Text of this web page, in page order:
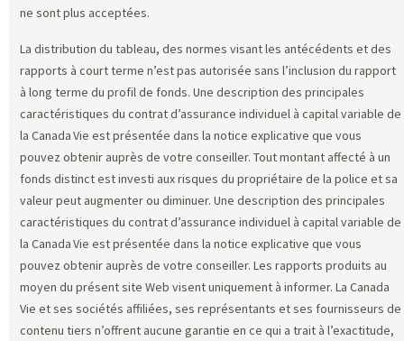
ne sont plus acceptées.
La distribution du tableau, des normes visant les antécédents et des
rapports à court terme n’est pas autorisée sans l’inclusion du rapport
à long terme du profil de fonds. Une description des principales
caractéristiques du contrat d’assurance individuel à capital variable de
la Canada Vie est présentée dans la notice explicative que vous
pouvez obtenir auprès de votre conseiller. Tout montant affecté à un
fonds distinct est investi aux risques du propriétaire de la police et sa
valeur peut augmenter ou diminuer. Une description des principales
caractéristiques du contrat d’assurance individuel à capital variable de
la Canada Vie est présentée dans la notice explicative que vous
pouvez obtenir auprès de votre conseiller. Les rapports produits au
moyen du présent site Web visent uniquement à informer. La Canada
Vie et ses sociétés affiliées, ses représentants et ses fournisseurs de
contenu tiers n’offrent aucune garantie en ce qui a trait à l’exactitude,